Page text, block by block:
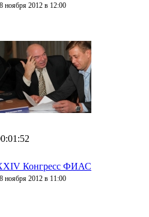
ноября 2012 в 12:00
Конгресс ФИАС
ноября 2012 в 11:00